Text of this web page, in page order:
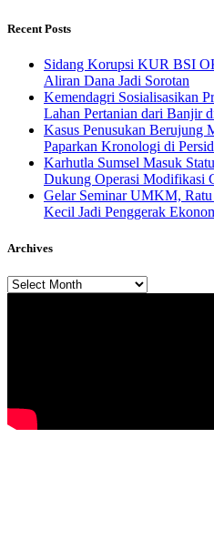
Recent Posts
Sidang Korupsi KUR BSI
Aliran Dana Jadi Sorotan
Kemendagri Sosialisasikan
Lahan Pertanian dari Banjir
Kasus Penusukan Berujung
Paparkan Kronologi di
Karhutla Sumsel Masuk
Dukung Operasi Modifikasi
Gelar Seminar UMKM,
Kecil Jadi Penggerak
Archives
Archives